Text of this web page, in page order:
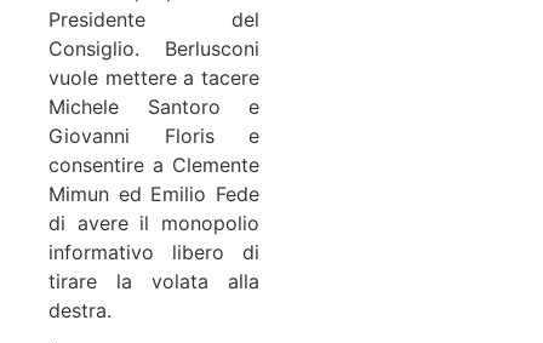
Presidente del
Consiglio. Berlusconi
vuole mettere a tacere
Michele Santoro e
Giovanni Floris e
consentire a Clemente
Mimun ed Emilio Fede
di avere il monopolio
informativo libero di
tirare la volata alla
destra.